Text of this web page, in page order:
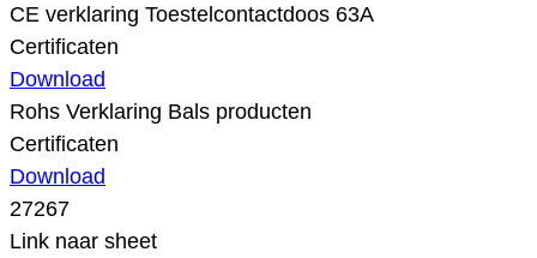
CE verklaring Toestelcontactdoos 63A
Certificaten
Download
Rohs Verklaring Bals producten
Certificaten
Download
27267
Link naar sheet